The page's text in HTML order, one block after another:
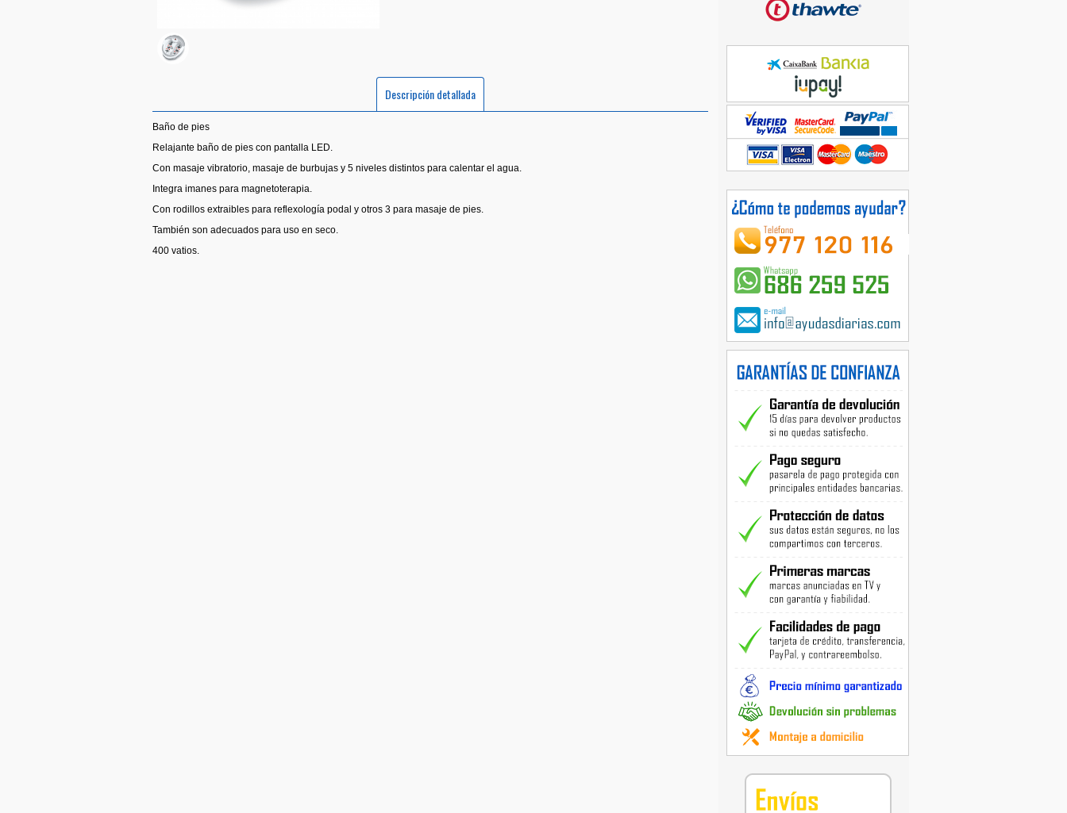
Descripción detallada
Baño de pies
Relajante baño de pies con pantalla LED.
Con masaje vibratorio, masaje de burbujas y 5 niveles distintos para calentar el agua.
Integra imanes para magnetoterapia.
Con rodillos extraibles para reflexología podal y otros 3 para masaje de pies.
También son adecuados para uso en seco.
400 vatios.